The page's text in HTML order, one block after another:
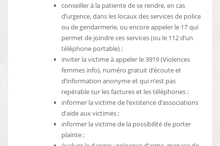
conseiller à la patiente de se rendre, en cas
d’urgence, dans les locaux des services de police
ou de gendarmerie, ou encore appeler le 17 qui
permet de joindre ces services (ou le 112 d’un
téléphone portable) ;
inviter la victime à appeler le 3919 (Violences
femmes info), numéro gratuit d’écoute et
d’information anonyme et qui n’est pas
repérable sur les factures et les téléphones ;
informer la victime de l’existence d’associations
d’aide aux victimes ;
informer la victime de la possibilité de porter
plainte ;